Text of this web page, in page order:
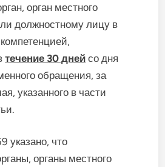
орган местного
должностному лицу в
течение 30 дней со дня
обращения, за
указанного в части
указано, что
органы местного